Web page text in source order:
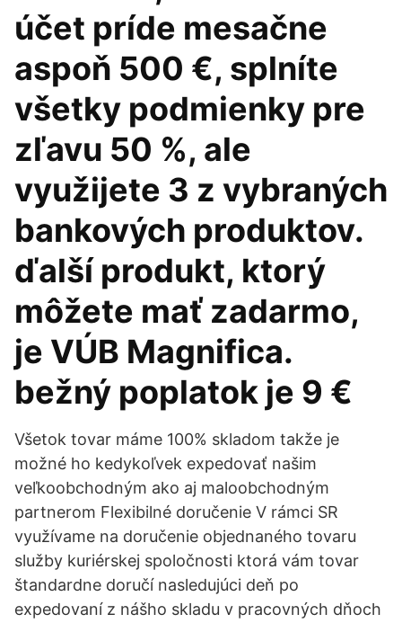
účet príde mesačne
aspoň 500 €, splníte
všetky podmienky pre
zľavu 50 %, ale
využijete 3 z vybraných
bankových produktov.
ďalší produkt, ktorý
môžete mať zadarmo,
je VÚB Magnifica.
bežný poplatok je 9 €
Všetok tovar máme 100% skladom takže je
možné ho kedykoľvek expedovať našim
veľkoobchodným ako aj maloobchodným
partnerom Flexibilné doručenie V rámci SR
využívame na doručenie objednaného tovaru
služby kuriérskej spoločnosti ktorá vám tovar
štandardne doručí nasledujúci deň po
expedovaní z nášho skladu v pracovných dňoch